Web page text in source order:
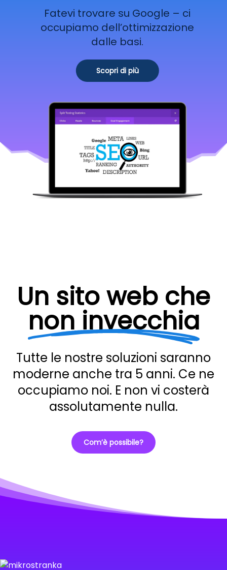
Fatevi trovare su Google – ci
occupiamo dell’ottimizzazione
dalle basi.
Scopri di più
Un sito web che
non invecchia
Tutte le nostre soluzioni saranno
moderne anche tra 5 anni. Ce ne
occupiamo noi. E non vi costerà
assolutamente nulla.
Com’è possibile?